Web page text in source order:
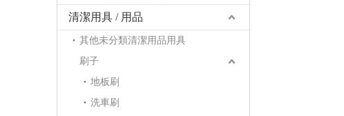
清潔用具 / 用品
其他未分類清潔用品用具
刷子
地板刷
洗車刷